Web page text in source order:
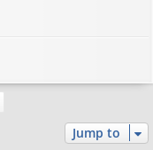
Jump to